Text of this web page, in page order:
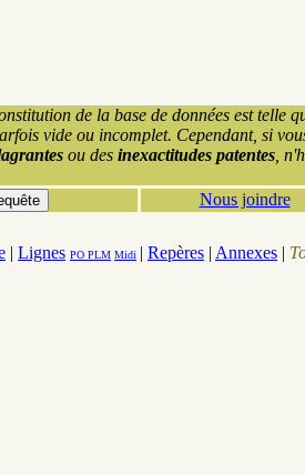
de la base de données est telle
vide ou incomplet. Cependant, si
ou des inexactitudes patentes ,
Nous joindre
| Lignes PO PLM Midi | Repères | Annexes |